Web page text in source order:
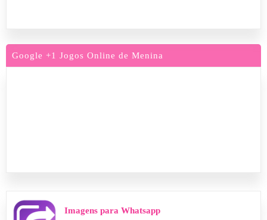
Google +1 Jogos Online de Menina
Imagens para Whatsapp